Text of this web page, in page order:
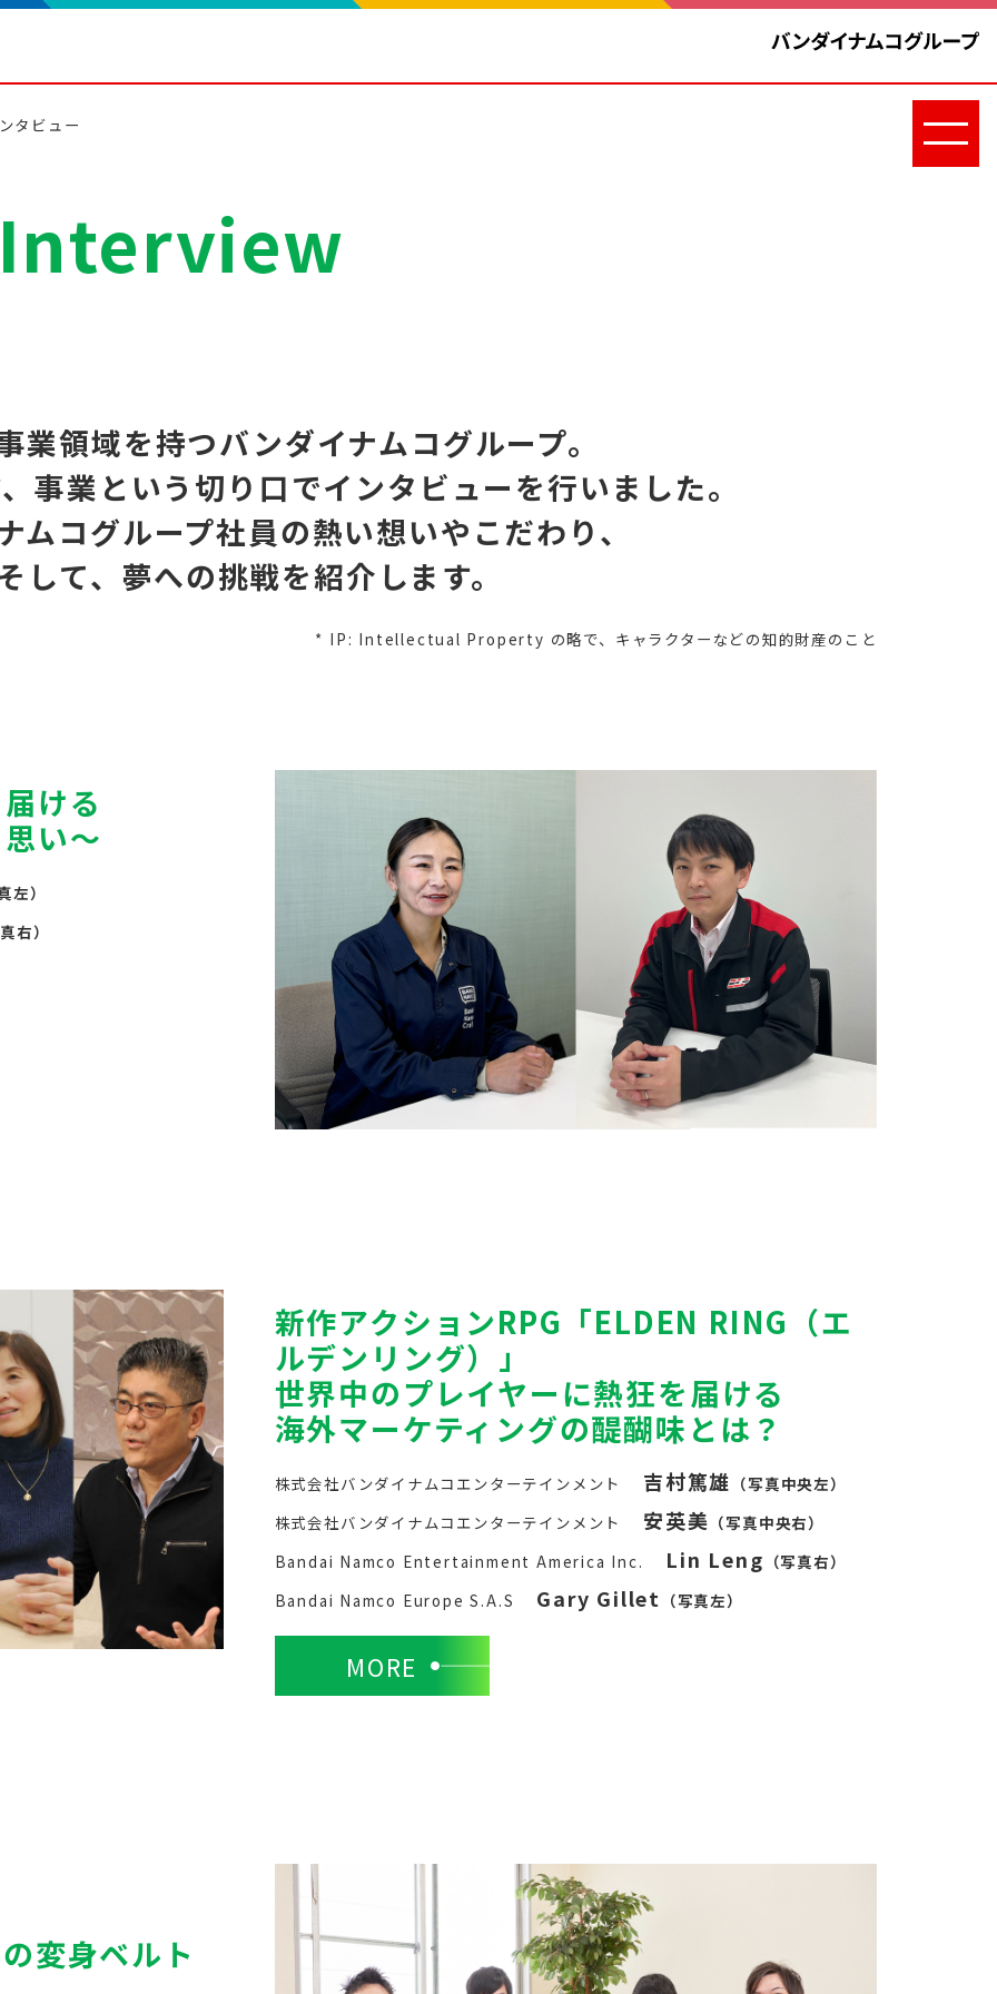
タビュー
業領域を持つバンダイナムコグループ。
事業という切り口でインタビューを行いました。
ムコグループ社員の熱い想いやこだわり、
して、夢への挑戦を紹介します。
* IP: Intellectual Property の略で、 キャラクターなどの知的財産のこと
ける
い〜
左）
右）
新作アクションRPG「ELDEN RING（エ
ルデンリング）」
世界中のプレイヤーに熱狂を届ける
海外マーケティングの醍醐味とは？
株式会社バンダイナムコエンターテインメント 吉村篤雄 （写真中央左）
株式会社バンダイナムコエンターテインメント
安英美 （写真中央右）
Bandai Namco Entertainment America Inc.
Lin Leng （写真右）
Bandai Namco Europe S.A.S
Gary Gillet （写真左）
MORE
変身ベルト